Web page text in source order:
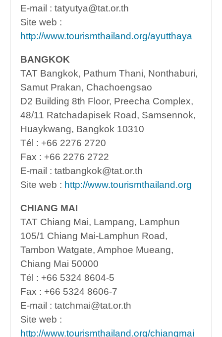
E-mail : tatyutya@tat.or.th
Site web :
http://www.tourismthailand.org/ayutthaya
BANGKOK
TAT Bangkok, Pathum Thani, Nonthaburi,
Samut Prakan, Chachoengsao
D2 Building 8th Floor, Preecha Complex,
48/11 Ratchadapisek Road, Samsennok,
Huaykwang, Bangkok 10310
Tél : +66 2276 2720
Fax : +66 2276 2722
E-mail : tatbangkok@tat.or.th
Site web : http://www.tourismthailand.org
CHIANG MAI
TAT Chiang Mai, Lampang, Lamphun
105/1 Chiang Mai-Lamphun Road,
Tambon Watgate, Amphoe Mueang,
Chiang Mai 50000
Tél : +66 5324 8604-5
Fax : +66 5324 8606-7
E-mail : tatchmai@tat.or.th
Site web :
http://www.tourismthailand.org/chiangmai